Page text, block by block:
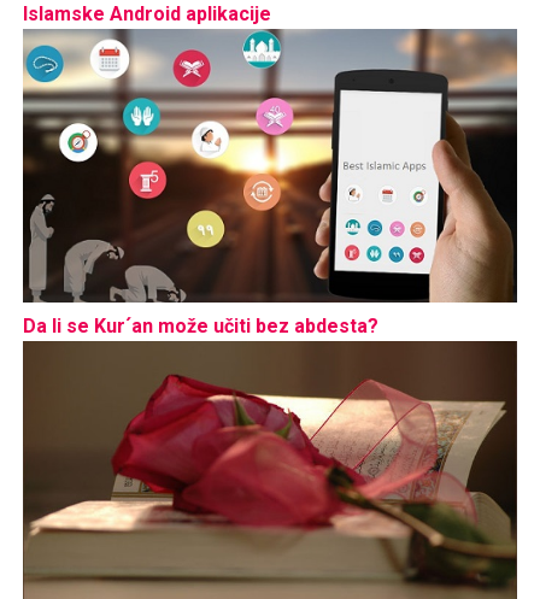
Islamske Android aplikacije
Da li se Kur´an može učiti bez abdesta?